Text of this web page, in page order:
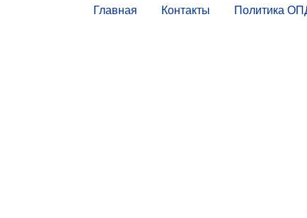
Главная Контакты Политика